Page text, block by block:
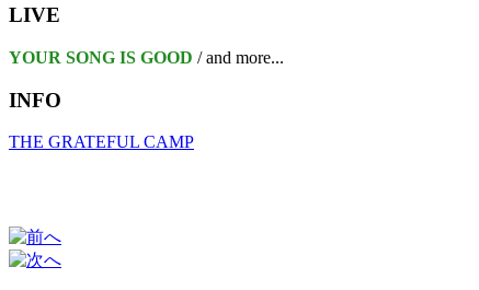
LIVE
YOUR SONG IS GOOD / and more...
INFO
THE GRATEFUL CAMP